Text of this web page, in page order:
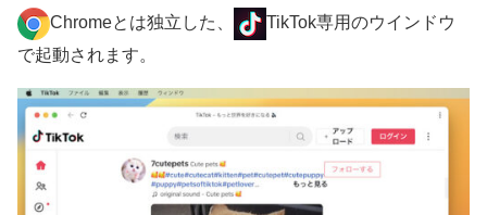
Chromeとは独立した、
TikTok専用のウインドウ
で起動されます。